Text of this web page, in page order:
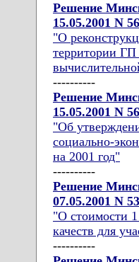
Решение
15.05.2001 N
"О
территории ГП
----------
Решение
15.05.2001 N
"Об
социально-
на 2001 год"
----------
Решение
07.05.2001 N
"О стоимости 1
качеств для
----------